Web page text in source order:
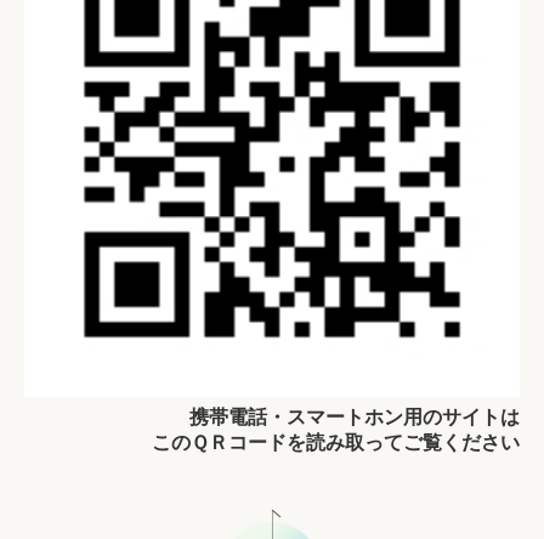
携帯電話・スマートホン用のサイトは
このＱＲコードを読み取ってご覧ください